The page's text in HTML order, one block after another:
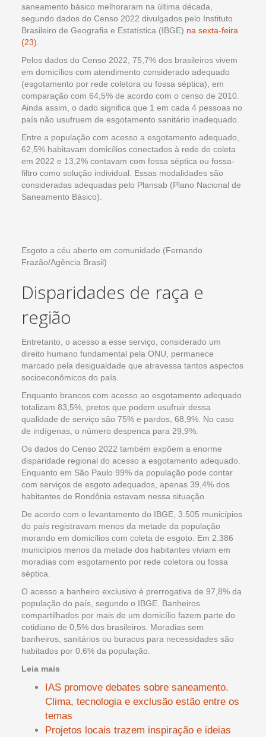
saneamento básico melhoraram na última década,
segundo dados do Censo 2022 divulgados pelo Instituto
Brasileiro de Geografia e Estatística (IBGE) na sexta-feira
(23)
Pelos dados do Censo 2022, 75,7% dos brasileiros vivem
em domicílios com atendimento considerado adequado
(esgotamento por rede coletora ou fossa séptica), em
comparação com 64,5% de acordo com o censo de 2010.
Ainda assim, o dado significa que 1 em cada 4 pessoas no
país não usufruem de esgotamento sanitário inadequado.
Entre a população com acesso a esgotamento adequado,
62,5% habitavam domicílios conectados à rede de coleta
em 2022 e 13,2% contavam com fossa séptica ou fossa-
filtro como solução individual. Essas modalidades são
consideradas adequadas pelo Plansab (Plano Nacional de
Saneamento Básico).
Esgoto a céu aberto em comunidade (Fernando
Frazão/Agência Brasil)
Disparidades de raça e
região
Entretanto, o acesso a esse serviço, considerado um
direito humano fundamental pela ONU, permanece
marcado pela desigualdade que atravessa tantos aspectos
socioeconômicos do país.
Enquanto brancos com acesso ao esgotamento adequado
totalizam 83,5%, pretos que podem usufruir dessa
qualidade de serviço são 75% e pardos, 68,9%. No caso
de indígenas, o número despenca para 29,9%.
Os dados do Censo 2022 também expõem a enorme
disparidade regional do acesso a esgotamento adequado.
Enquanto em São Paulo 99% da população pode contar
com serviços de esgoto adequados, apenas 39,4% dos
habitantes de Rondônia estavam nessa situação.
De acordo com o levantamento do IBGE, 3.505 municípios
do país registravam menos da metade da população
morando em domicílios com coleta de esgoto. Em 2.386
municípios menos da metade dos habitantes viviam em
moradias com esgotamento por rede coletora ou fossa
séptica.
O acesso a banheiro exclusivo é prerrogativa de 97,8% da
população do país, segundo o IBGE. Banheiros
compartilhados por mais de um domicílio fazem parte do
cotidiano de 0,5% dos brasileiros. Moradias sem
banheiros, sanitários ou buracos para necessidades são
habitados por 0,6% da população.
Leia mais
IAS promove debates sobre saneamento.
Clima, tecnologia e exclusão estão entre os
temas
Projetos locais trazem inspiração e ideias